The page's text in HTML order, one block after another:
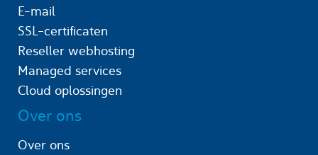
E-mail
SSL-certificaten
Reseller webhosting
Managed services
Cloud oplossingen
Over ons
Over ons